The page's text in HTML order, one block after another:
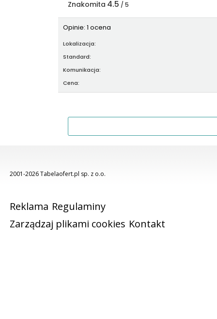
Znakomita 4.5 / 5
Opinie: 1 ocena
Lokalizacja:
Standard:
Komunikacja:
Cena:
2001-2026 Tabelaofert.pl sp. z o.o.
Reklama Regulaminy
Zarządzaj plikami cookies Kontakt